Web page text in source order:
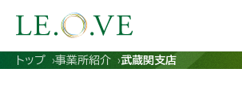
トップ 事業所紹介 武蔵関支店